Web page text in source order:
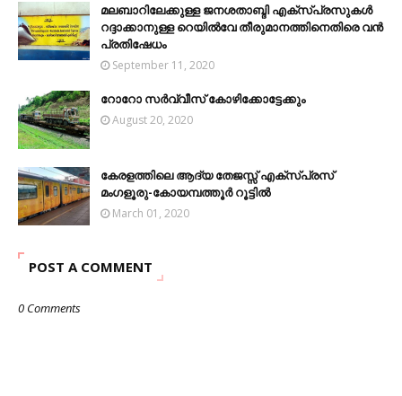
മലബാറിലേക്കുള്ള ജനശതാബ്ദി എക്സ്പ്രസുകൾ
റദ്ദാക്കാനുള്ള റെയിൽവേ തീരുമാനത്തിനെതിരെ വൻ
പ്രതിഷേധം
September 11, 2020
റോറോ സര്‍വ്വീസ് കോഴിക്കോട്ടേക്കും
August 20, 2020
കേരളത്തിലെ ആദ്യ തേജസ്സ് എക്സ്പ്രസ്
മംഗളൂരു-കോയമ്പത്തൂർ റൂട്ടിൽ
March 01, 2020
POST A COMMENT
0 Comments